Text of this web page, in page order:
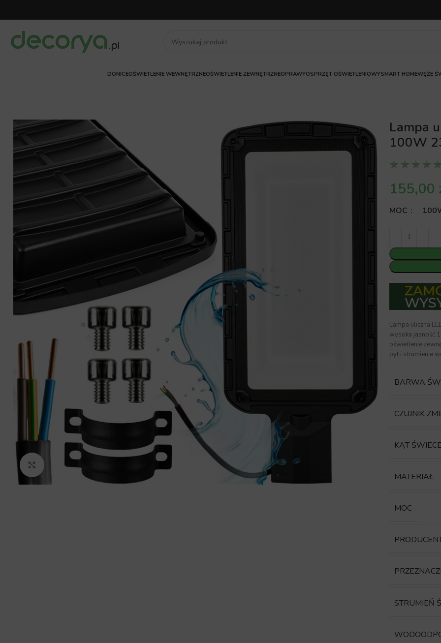
DONICEOŚWIETLENIE WEWNĘTRZNEOŚWIETLENIE ZEWNĘTRZNEOPRAWYOSPRZĘT OŚWIETLENIOWYSMART HOMEWĘŻE
Kliknij aby powiększyć
Lampa
100W
MOC
Lampa uliczna
wysoka jasność
oświetlenie
pył i strumienie
BARWA
CZUJNIK
KĄT
MATERIAŁ
MOC
STRUMIEŃ